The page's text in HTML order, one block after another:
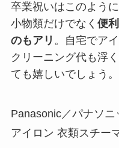
卒業祝いはこのよう
小物類だけでなく 便
のもアリ 。自宅でア
クリーニング代も浮
ても嬉しいでしょう。
Panasonic／パナソニ
アイロン 衣類スチー